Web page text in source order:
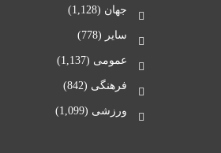
جهان (1,128)
سایر (778)
عمومی (1,137)
فرهنگی (842)
ورزشی (1,099)